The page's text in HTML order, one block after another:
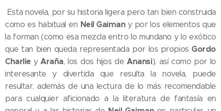
Esta novela, por su historia ligera pero tan bien construida
como es habitual en Neil Gaiman y por los elementos que
la forman (como esa mezcla entro lo mundano y lo exótico
que tan bien queda representada por los propios Gordo
Charlie yAraña, los dos hijos deAnansi), así como por lo
interesante y divertida que resulta la novela, puede
resultar, además de una lectura de lo más recomendable
para cualquier aficionado a la literatura de fantasía en